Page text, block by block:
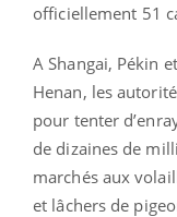
officiellement 51
A Shangai, Pékin
Henan, les
pour tenter
de dizaines de
marchés aux
et lâchers de